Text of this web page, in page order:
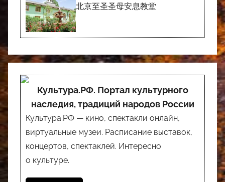
北京至圣圣母安息教堂
Культура.РФ. Портал культурного
наследия, традиций народов России
Культура.РФ — кино, спектакли онлайн,
виртуальные музеи. Расписание выставок,
концертов, спектаклей. Интересно
о культуре.